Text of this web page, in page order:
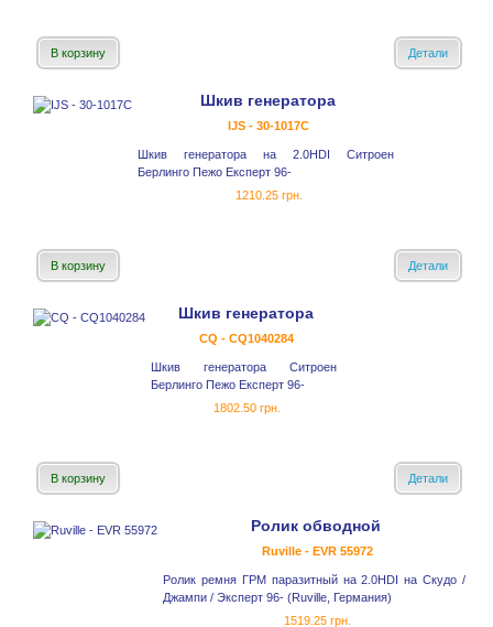
В корзину Детали
Шкив генератора
IJS - 30-1017С
Шкив генератора на 2.0HDI Ситроен
Берлинго Пежо Експерт 96-
1210.25 грн.
В корзину Детали
Шкив генератора
CQ - CQ1040284
Шкив генератора Ситроен
Берлинго Пежо Експерт 96-
1802.50 грн.
В корзину Детали
Ролик обводной
Ruville - EVR 55972
Ролик ремня ГРМ паразитный на 2.0HDI на Скудо /
Джампи / Эксперт 96- (Ruville, Германия)
1519.25 грн.